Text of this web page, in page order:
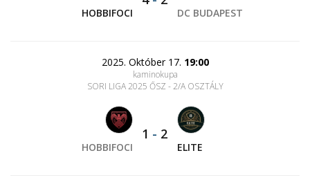
HOBBIFOCI DC BUDAPEST
2025. Október 17. 19:00
kaminokupa
SORI LIGA 2025 ŐSZ - 2/A OSZTÁLY
HOBBIFOCI
1 - 2
ELITE